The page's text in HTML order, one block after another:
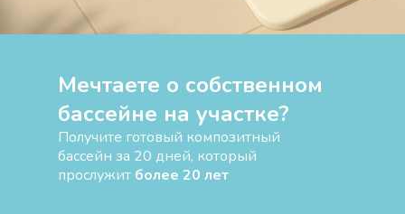
Мечтаете о собственном
бассейне на участке?
Получите готовый композитный
бассейн за 20 дней, который
прослужит более 20 лет